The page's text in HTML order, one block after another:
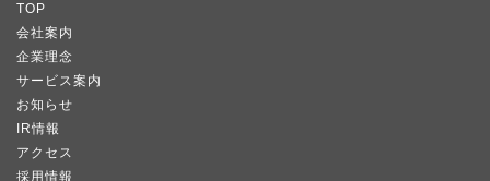
TOP
会社案内
企業理念
サービス案内
お知らせ
IR情報
アクセス
採用情報